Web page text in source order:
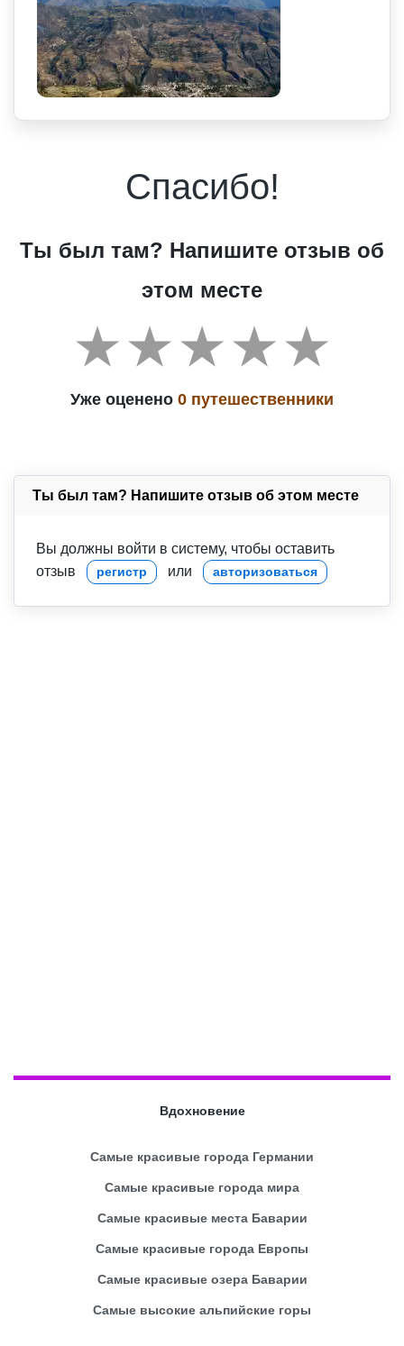
Спасибо!
Ты был там? Напишите отзыв об
этом месте
Уже оценено 0 путешественники
Ты был там? Напишите отзыв об этом месте
Вы должны войти в систему, чтобы оставить
отзыв
регистр или авторизоваться
Вдохновение
Самые красивые города Германии
Самые красивые города мира
Самые красивые места Баварии
Самые красивые города Европы
Самые красивые озера Баварии
Самые высокие альпийские горы